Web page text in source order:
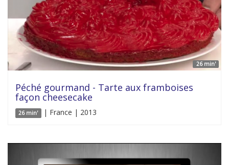
26 min'
Péché gourmand - Tarte aux framboises
façon cheesecake
26 min' | France | 2013